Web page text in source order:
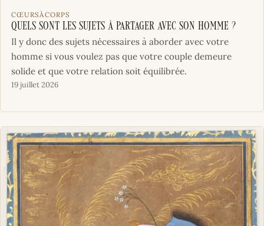
CŒURSÀCORPS
Quels sont les sujets à partager avec son homme ?
Il y donc des sujets nécessaires à aborder avec votre
homme si vous voulez pas que votre couple demeure
solide et que votre relation soit équilibrée.
19 juillet 2026